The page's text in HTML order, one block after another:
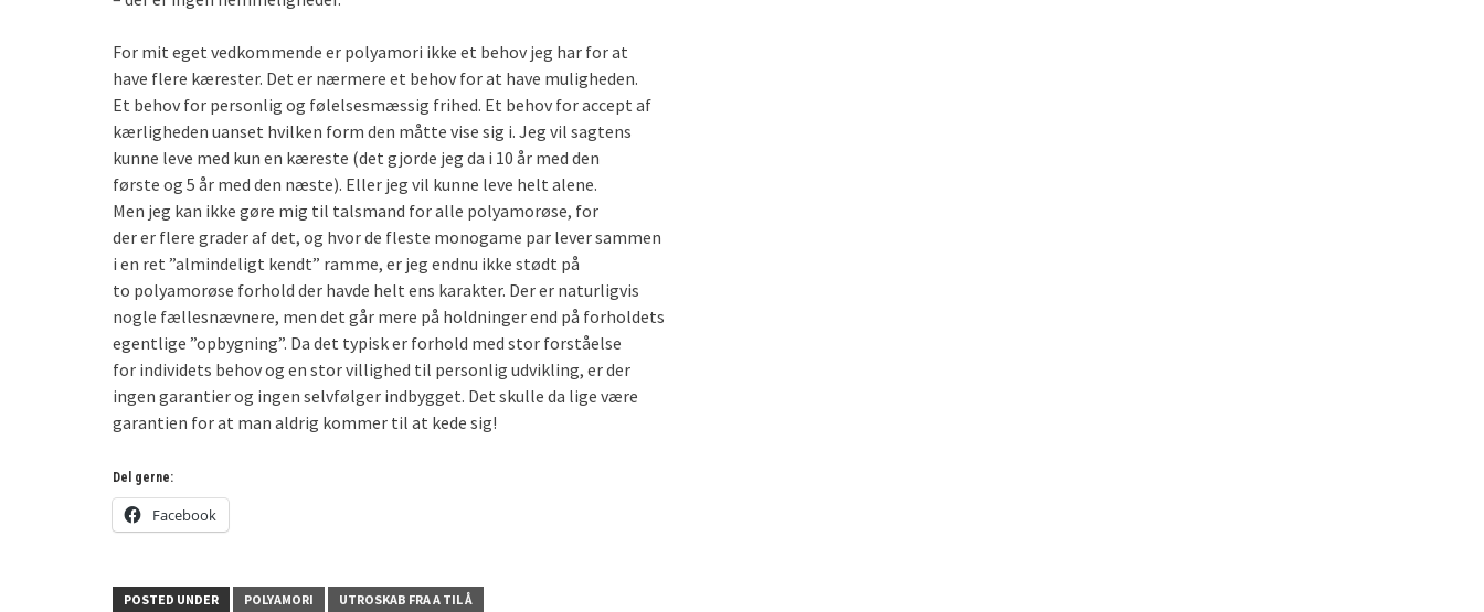
For mit eget vedkommende er polyamori ikke et behov jeg har for at
have flere kærester. Det er nærmere et behov for at have muligheden.
Et behov for personlig og følelsesmæssig frihed. Et behov for accept af
kærligheden uanset hvilken form den måtte vise sig i. Jeg vil sagtens
kunne leve med kun en kæreste (det gjorde jeg da i 10 år med den
første og 5 år med den næste). Eller jeg vil kunne leve helt alene.
Men jeg kan ikke gøre mig til talsmand for alle polyamorøse, for
der er flere grader af det, og hvor de fleste monogame par lever sammen
i en ret ”almindeligt kendt” ramme, er jeg endnu ikke stødt på
to polyamorøse forhold der havde helt ens karakter. Der er naturligvis
nogle fællesnævnere, men det går mere på holdninger end på forholdets
egentlige ”opbygning”. Da det typisk er forhold med stor forståelse
for individets behov og en stor villighed til personlig udvikling, er der
ingen garantier og ingen selvfølger indbygget. Det skulle da lige være
garantien for at man aldrig kommer til at kede sig!
Del gerne:
Facebook
POSTED UNDER POLYAMORI UTROSKAB FRA A TIL Å